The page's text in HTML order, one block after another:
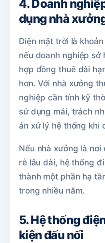
4. Doanh
dụng nhà
Điện mặt trời là
nếu doanh nghiệp sở
hợp đồng thuê dài
hơn. Với nhà xưởng
nghiệp cần tính kỹ
sử dụng mái, trách
án xử lý hệ thống khi
Nếu nhà xưởng là
rễ lâu dài, hệ thống
thành một phần hạ
trong nhiều năm.
5. Hệ thống
kiện đấu nối